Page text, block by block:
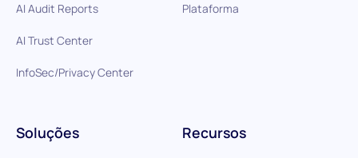
Plataforma
Soluções Recursos
AI Audit Reports
AI Trust Center
InfoSec/Privacy Center